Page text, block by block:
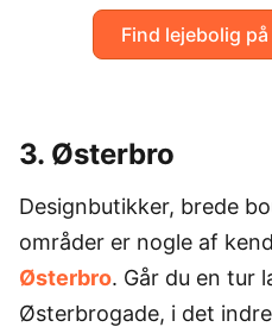
Find lejebolig
3. Østerbro
Designbutikker, brede
områder er nogle af
Østerbro. Går du en tur
Østerbrogade, i det